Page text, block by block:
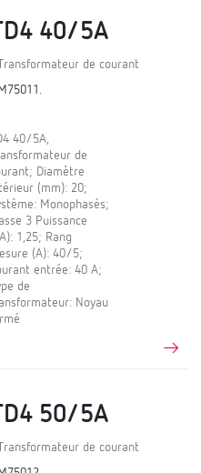
40/5A
Transformateur de courant
M75011.
40/5A,
de
Diamètre
(mm): 20;
Monophasés;
3 Puissance
1,25; Rang
(A): 40/5;
entrée: 40 A;
de
Noyau
50/5A
de courant